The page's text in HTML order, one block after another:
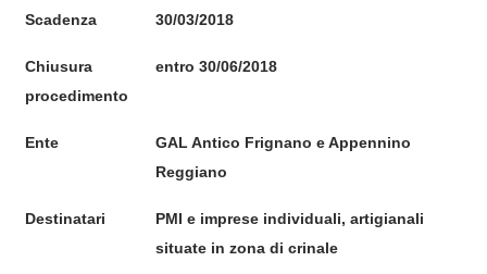
Scadenza 30/03/2018
Chiusura
procedimento
entro 30/06/2018
Ente
GAL Antico Frignano e Appennino
Reggiano
Destinatari
PMI e imprese individuali, artigianali
situate in zona di crinale